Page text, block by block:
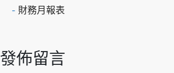
財務月報表
發佈留言